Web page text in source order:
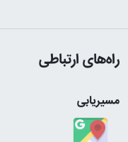
راه‌های ارتباطی
مسیریابی